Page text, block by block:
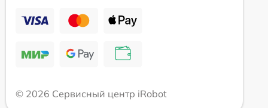
© 2026 Сервисный центр iRobot